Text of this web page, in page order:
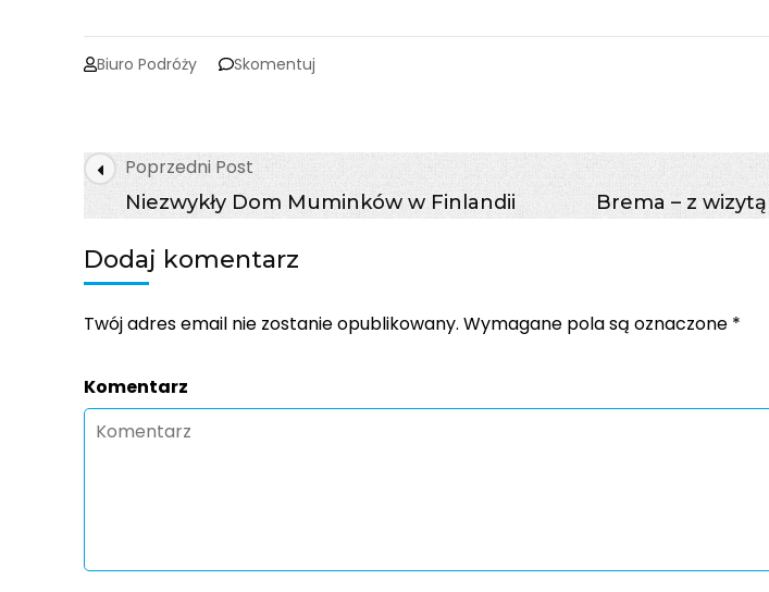
Biuro Podróży Skomentuj
MUZEUM
PRZYPKOWSKICH
W
Post
Navigation
Poprzedni Post
Niezwykły Dom Muminków w Finlandii Brema – z
Dodaj komentarz
Twój adres email nie zostanie opublikowany. Wymagane pola są oznaczone *
Komentarz